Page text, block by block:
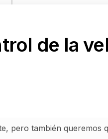
de la
pero también queremos